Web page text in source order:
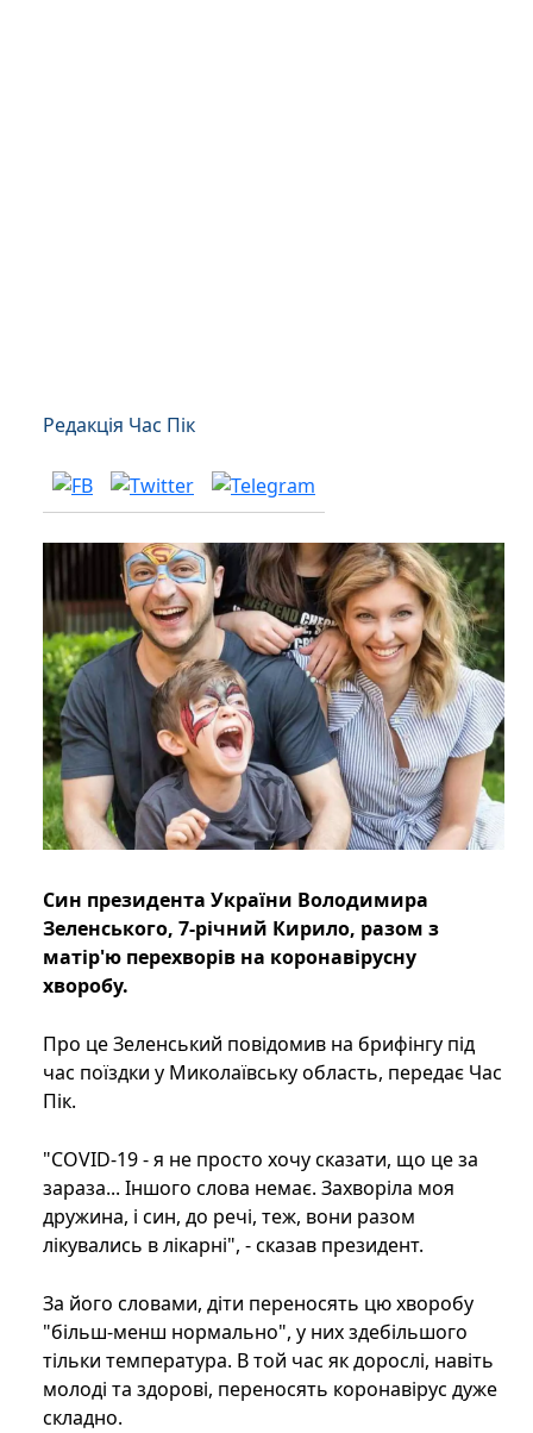
Редакція Час Пік
Син президента України Володимира
Зеленського, 7-річний Кирило, разом з
матір'ю перехворів на коронавірусну
хворобу.
Про це Зеленський повідомив на брифінгу під
час поїздки у Миколаївську область, передає Час
Пік.
"COVID-19 - я не просто хочу сказати, що це за
зараза... Іншого слова немає. Захворіла моя
дружина, і син, до речі, теж, вони разом
лікувались в лікарні", - сказав президент.
За його словами, діти переносять цю хворобу
"більш-менш нормально", у них здебільшого
тільки температура. В той час як дорослі, навіть
молоді та здорові, переносять коронавірус дуже
складно.